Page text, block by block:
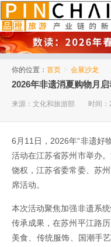
你的位置： 首页 > 会展沙龙
2026年非遗消夏购物月启
来源：文化和旅游部 时间
6月11日，2026年“非遗好
活动在江苏省苏州市举办
饶权，江苏省委常委、苏
席活动。
本次活动聚焦加强非遗系
传承成果，在苏州平江路
美食、传统服饰、国潮手